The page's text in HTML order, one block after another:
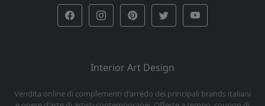
Interior Art Design
Vendita online di complementi d'arredo dei principali brands italiani